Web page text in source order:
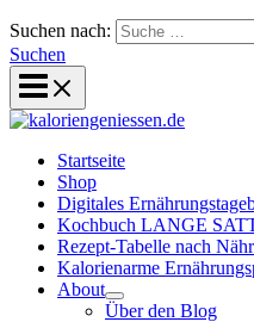
Suchen nach:
Suchen
Startseite
Shop
Digitales
Kochbuch LANGE
Rezept-Tabelle nach
Kalorienarme
About
Über den Blog